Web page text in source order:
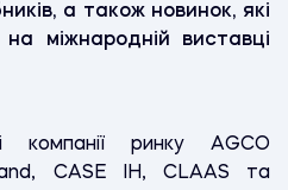
а також новинок, які
міжнародній виставці
компанії ринку AGCO
CASE IH, CLAAS та